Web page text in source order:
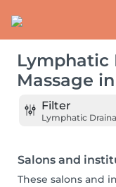
Lymphatic
Massage in
Filter
Lymphatic
Salons and
These salons and